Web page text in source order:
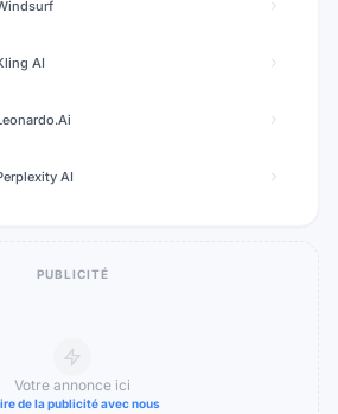
AI
AI
PUBLICITÉ
Votre annonce ici
de la publicité avec nous